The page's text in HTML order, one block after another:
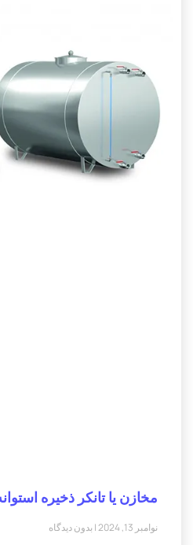
مخازن یا تانکر ذخیره
نوامبر 13, 2024 بدون دیدگاه